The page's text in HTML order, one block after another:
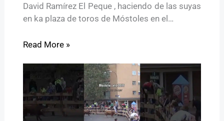
David Ramírez El Peque , haciendo de las suyas
en ka plaza de toros de Móstoles en el…
Read More »